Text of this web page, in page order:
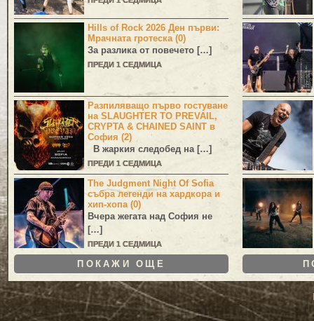
Hills of Rock 2026 Ден първи:
Мрачната гротеска (0)
За разлика от повечето […]
ПРЕДИ 1 СЕДМИЦА
Разпиляващо първо гостуване
на SLAUGHTER TO PREVAIL,
CRYPTA & CHAINED SAINT в
София (2)
В жаркия следобед на […]
ПРЕДИ 1 СЕДМИЦА
The Judgment Night Of Sofia
събра легенди на хардкора и
хип-хопа (0)
Вчера жегата над София не
[…]
ПРЕДИ 1 СЕДМИЦА
ПОКАЖИ ОЩЕ